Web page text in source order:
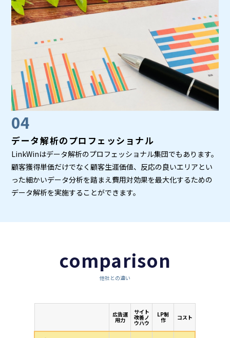
04
データ解析のプロフェッショナル
LinkWinはデータ解析のプロフェッショナル集団でもあります。
顧客獲得単価だけでなく顧客生涯価値、反応の良いエリアとい
った細かいデータ分析を踏まえ費用対効果を最大化するための
データ解析を実施することができます。
comparison
他社との違い
広告運
用力
サイト
改善ノ
ウハウ
LP制
作 コスト